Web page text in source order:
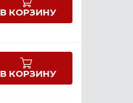
В КОРЗИНУ
В КОРЗИНУ